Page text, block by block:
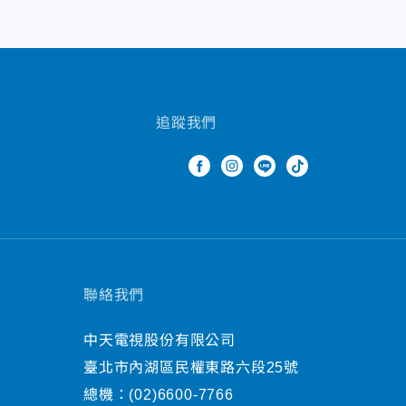
追蹤我們
聯絡我們
中天電視股份有限公司
臺北市內湖區民權東路六段25號
總機： (02)6600-7766